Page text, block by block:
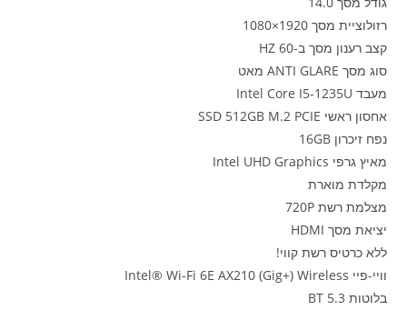
רזולוציית מסך 1920×1080
קצב רענון מסך ב-HZ 60
סוג מסך ANTI GLARE מאט
מעבד Intel Core I5-1235U
אחסון ראשי SSD 512GB M.2 PCIE
נפח זיכרון 16GB
מאיץ גרפי Intel UHD Graphics
מקלדת מוארת
מצלמת רשת 720P
יציאת מסך HDMI
ללא כרטיס רשת קווי!
וויי-פיי Intel® Wi-Fi 6E AX210 (Gig+) Wireless
בלוטות BT 5.3